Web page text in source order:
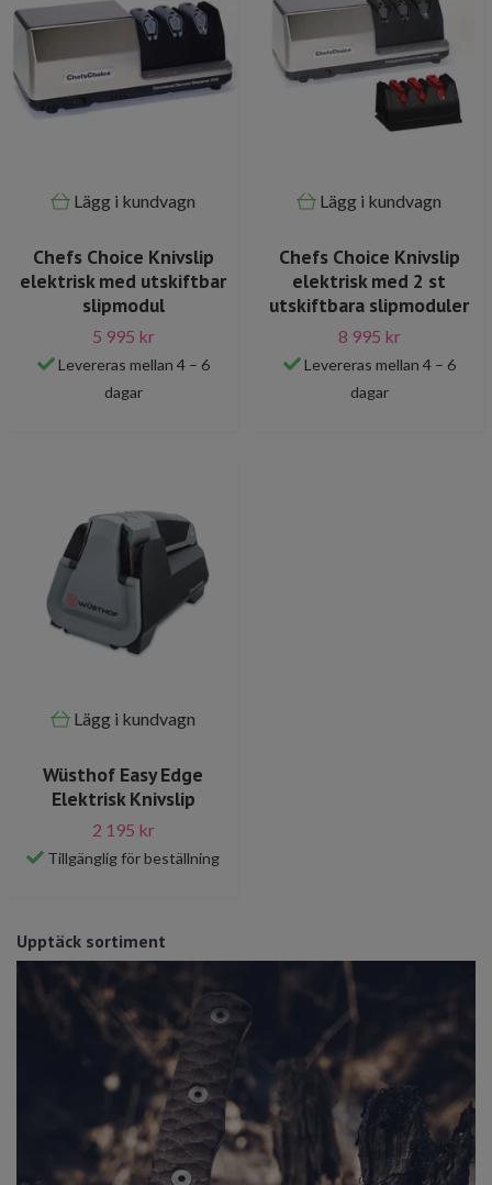
Upptäck sortiment
Lägg i kundvagn
Chefs Choice Knivslip
elektrisk med utskiftbar
slipmodul
5 995 kr
Levereras mellan 4 – 6
dagar
Lägg i kundvagn
Chefs Choice Knivslip
elektrisk med 2 st
utskiftbara slipmoduler
8 995 kr
Levereras mellan 4 – 6
dagar
Lägg i kundvagn
Wüsthof Easy Edge
Elektrisk Knivslip
2 195 kr
Tillgänglig för beställning